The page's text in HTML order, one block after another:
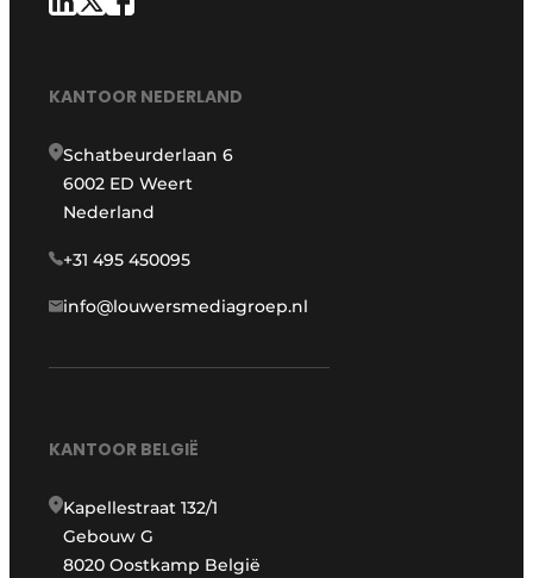
KANTOOR NEDERLAND
Schatbeurderlaan 6
6002 ED Weert
Nederland
+31 495 450095
info@louwersmediagroep.nl
KANTOOR BELGIË
Kapellestraat 132/1
Gebouw G
8020 Oostkamp België